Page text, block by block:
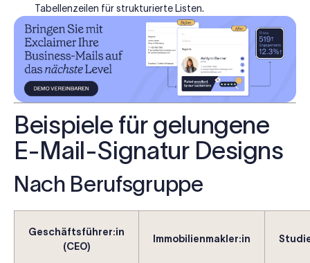
Tabellenzeilen für strukturierte Listen.
Beispiele für gelungene
E-Mail-Signatur Designs
Nach Berufsgruppe
Geschäftsführer:in
(CEO)
Immobilienmakler:in